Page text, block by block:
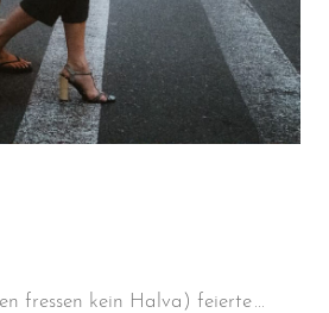
fressen kein Halva) feierte